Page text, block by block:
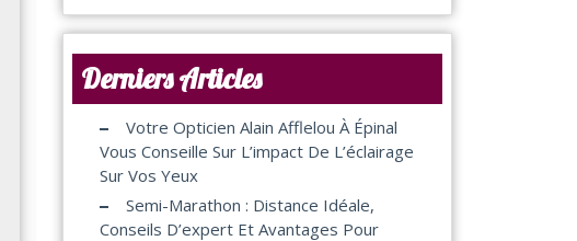
Derniers Articles
Votre Opticien Alain Afflelou À Épinal
Vous Conseille Sur L’impact De L’éclairage
Sur Vos Yeux
Semi-Marathon : Distance Idéale,
Conseils D’expert Et Avantages Pour